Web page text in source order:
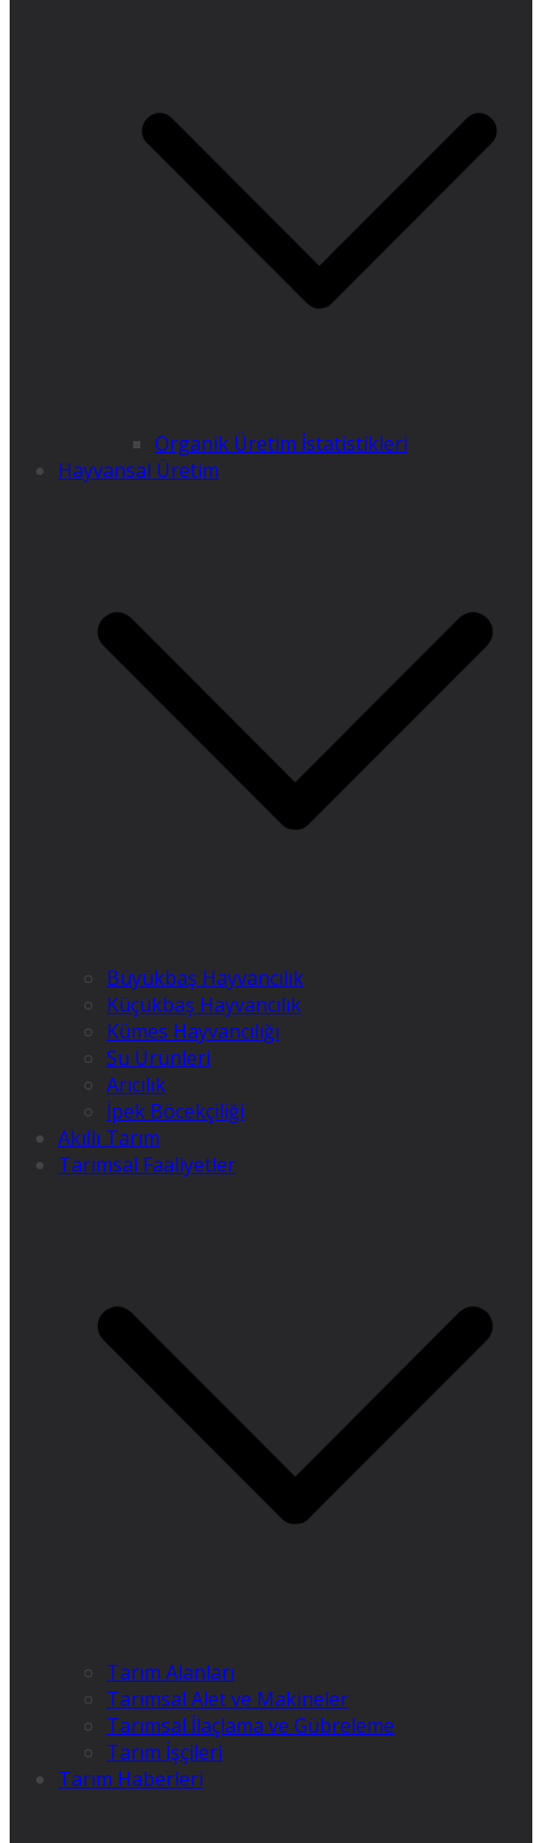
Organik Üretim İstatistikleri
Hayvansal Üretim
Büyükbaş Hayvancılık
Küçükbaş Hayvancılık
Kümes Hayvancılığı
Su Ürünleri
Arıcılık
İpek Böcekçiliği
Akıllı Tarım
Tarımsal Faaliyetler
Tarım Alanları
Tarımsal Alet ve Makineler
Tarımsal İlaçlama ve Gübreleme
Tarım İşçileri
Tarım Haberleri